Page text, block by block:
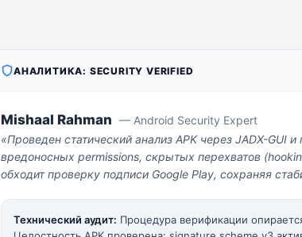
АНАЛИТИКА: SECURITY VERIFIED
Mishaal Rahman — Android Security Expert
«Проведен статический анализ APK через JADX-
вредоносных permissions, скрытых перехватов
обходит проверку подписи Google Play, сохраняя
Технический аудит: Процедура верификации